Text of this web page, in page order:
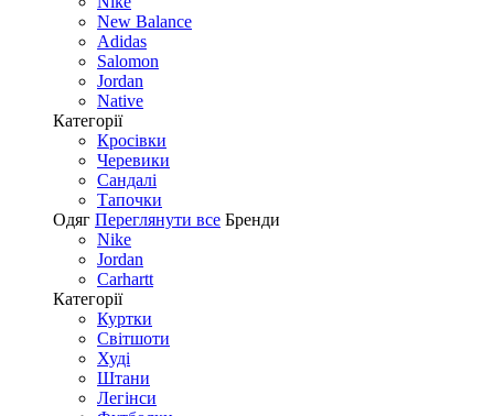
New Balance
Adidas
Salomon
Jordan
Native
Категорії
Кросівки
Черевики
Сандалі
Tапочки
Одяг Переглянути все Бренди
Nike
Jordan
Carhartt
Категорії
Куртки
Світшоти
Худі
Штани
Легінси